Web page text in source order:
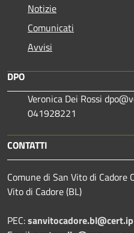
Notizie
Comunicati
Avvisi
DPO
Veronica Dei Rossi
041928221
CONTATTI
Comune di San Vito di
Vito di Cadore (BL)
PEC: